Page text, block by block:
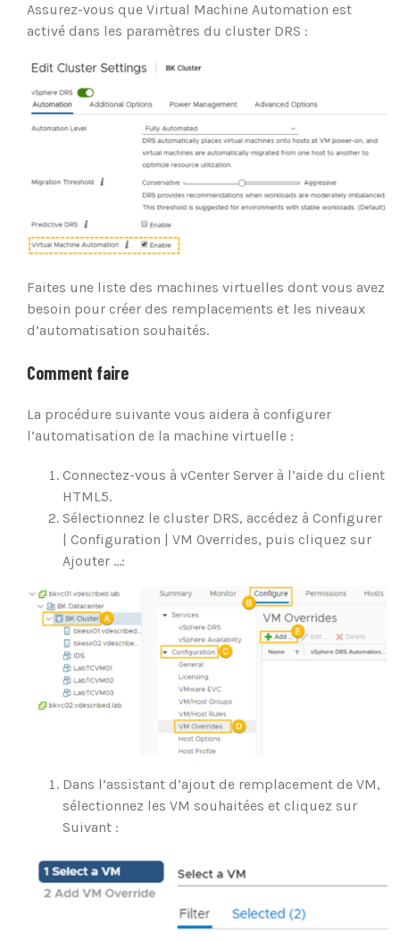
Assurez-vous que Virtual Machine Automation est
activé dans les paramètres du cluster DRS :
Faites une liste des machines virtuelles dont vous avez
besoin pour créer des remplacements et les niveaux
d’automatisation souhaités.
Comment faire
La procédure suivante vous aidera à configurer
l’automatisation de la machine virtuelle :
Connectez-vous à vCenter Server à l’aide du client
HTML5.
Sélectionnez le cluster DRS, accédez à Configurer
| Configuration | VM Overrides, puis cliquez sur
Ajouter …:
Dans l’assistant d’ajout de remplacement de VM,
sélectionnez les VM souhaitées et cliquez sur
Suivant :